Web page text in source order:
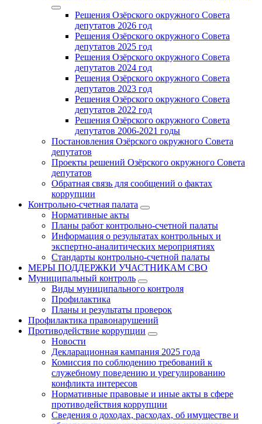
Решения Озёрского окружного Совета
депутатов 2026 год
Решения Озёрского окружного Совета
депутатов 2025 год
Решения Озёрского окружного Совета
депутатов 2024 год
Решения Озёрского окружного Совета
депутатов 2023 год
Решения Озёрского окружного Совета
депутатов 2022 год
Решения Озёрского окружного Совета
депутатов 2006-2021 годы
Постановления Озёрского окружного Совета
депутатов
Проекты решений Озёрского окружного Совета
депутатов
Обратная связь для сообщений о фактах
коррупции
Контрольно-счетная палата
Нормативные акты
Планы работ контрольно-счетной палаты
Информация о результатах контрольных и
экспертно-аналитических мероприятиях
Стандарты контрольно-счетной палаты
МЕРЫ ПОДДЕРЖКИ УЧАСТНИКАМ СВО
Муниципальный контроль
Виды муниципального контроля
Профилактика
Планы и результаты проверок
Профилактика правонарушений
Противодействие коррупции
Новости
Декларационная кампания 2025 года
Комиссия по соблюдению требований к
служебному поведению и урегулированию
конфликта интересов
Нормативные правовые и иные акты в сфере
противодействия коррупции
Сведения о доходах, расходах, об имуществе и